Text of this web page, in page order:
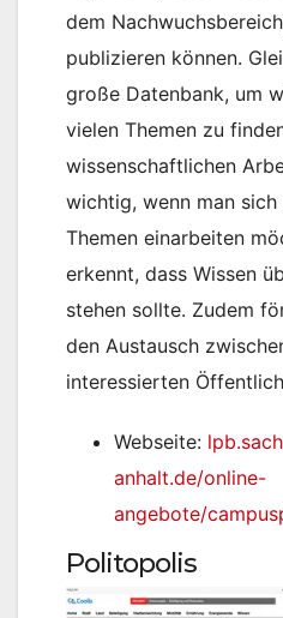
dem
publizieren können.
große Datenbank, um
vielen Themen zu
wissenschaftlichen
wichtig, wenn man
Themen einarbeiten
erkennt, dass Wissen
stehen sollte. Zudem
den Austausch
interessierten
Webseite:
anhalt.de/online-
angebote/
Politopolis